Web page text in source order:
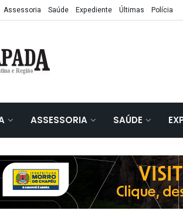
Assessoria Saúde Expediente Últimas Polícia
ASSESSORIA SAÚDE